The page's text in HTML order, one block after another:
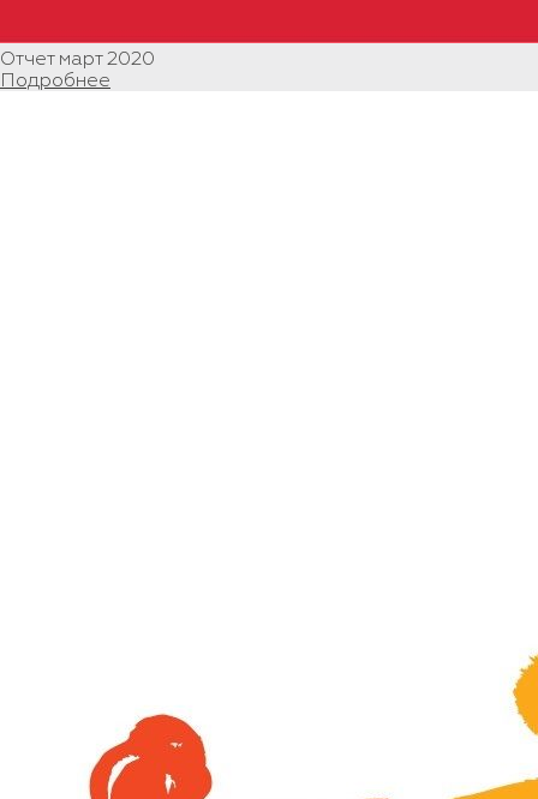
Отчет март 2020
Подробнее